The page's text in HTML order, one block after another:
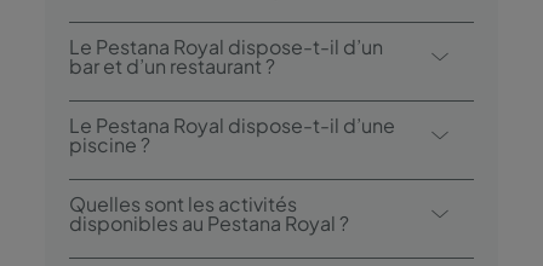
possible jusqu’à 12h00.
Les options de petit-déjeuner
comprennent un buffet.
Le Pestana Royal dispose-t-il d’un
bar et d’un restaurant ?
Le Pestana Royal All Inclusive dispose de
quatre restaurants: São Lourenço Garden
Terrace, Botanicc, Campo de Fiori et
Botanic Terrace. L’hôtel dispose également
de deux bars: Sunset Pool Bar et Primavera
Bar & Lounge.
Le Pestana Royal dispose-t-il d’une
piscine ?
Oui, l'hôtel dispose de deux piscines
extérieures, une piscine extérieure pour
enfants et une piscine intérieure (25º).
Quelles sont les activités
disponibles au Pestana Royal ?